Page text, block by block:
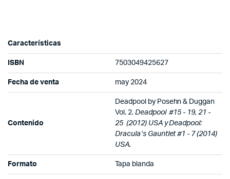
Características
ISBN 7503049425627
Fecha de venta may 2024
Contenido
Deadpool by Posehn & Duggan
Vol. 2. Deadpool #15 - 19, 21 -
25 (2012) USA y Deadpool:
Dracula’s Gauntlet #1 - 7 (2014)
USA.
Formato Tapa blanda